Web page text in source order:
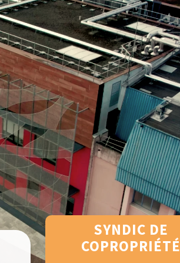
SYNDIC DE
COPROPRIÉTÉ